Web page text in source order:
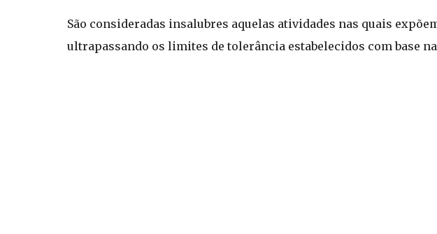
São consideradas insalubres aquelas atividades nas quais
ultrapassando os limites de tolerância estabelecidos com base